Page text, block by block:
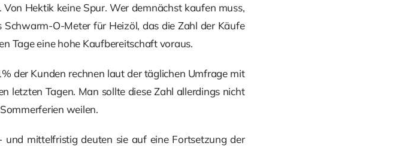
Hektik keine Spur. Wer demnächst kaufen muss,
O-Meter für Heizöl, das die Zahl der Käufe
Tage eine hohe Kaufbereitschaft voraus.
der Kunden rechnen laut der täglichen Umfrage mit
letzten Tagen. Man sollte diese Zahl allerdings nicht
weilen.
mittelfristig deuten sie auf eine Fortsetzung der